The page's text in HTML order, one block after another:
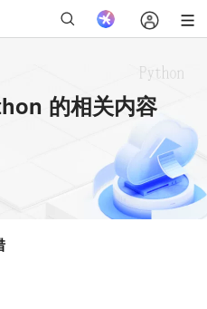
的相关内容